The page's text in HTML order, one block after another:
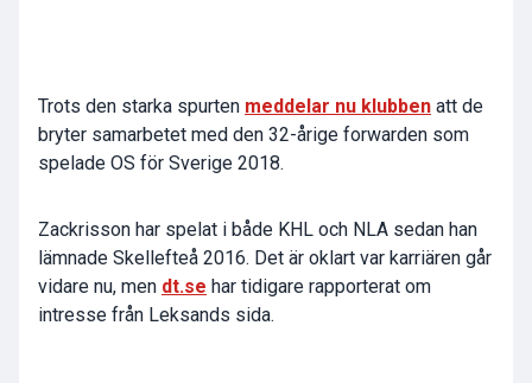
Trots den starka spurten meddelar nu klubben att de
bryter samarbetet med den 32-årige forwarden som
spelade OS för Sverige 2018.
Zackrisson har spelat i både KHL och NLA sedan han
lämnade Skellefteå 2016. Det är oklart var karriären går
vidare nu, men dt.se har tidigare rapporterat om
intresse från Leksands sida.